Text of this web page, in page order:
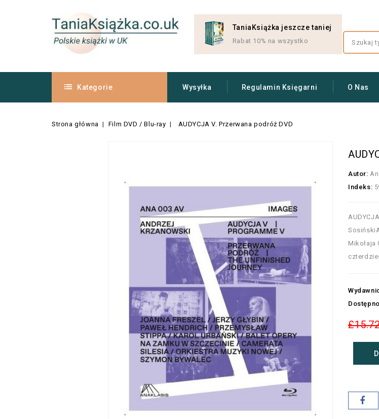
TaniaKsiążka jeszcze taniej
Rabat 10% na wszystko
Kategorie Wysyłka Regulamin Księgarni O Nas
Strona główna Film DVD / Blu-ray AUDYCJA V. Przerwana podróż DVD
Autor:
Indeks:
Mikołaja